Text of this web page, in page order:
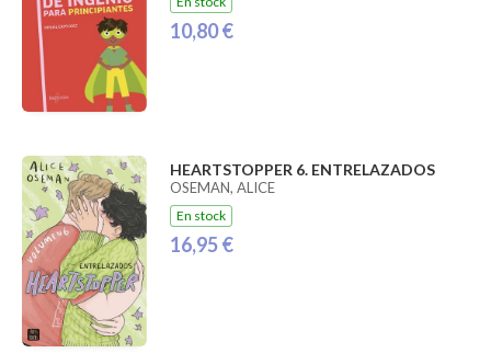
10,80 €
HEARTSTOPPER 6. ENTRELAZADOS
OSEMAN, ALICE
En stock
16,95 €